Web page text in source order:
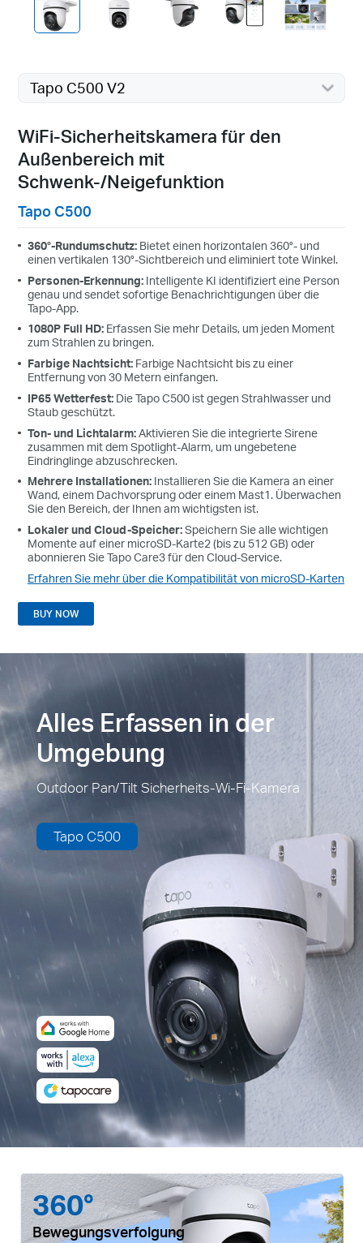
Tapo C500 V2
WiFi-Sicherheitskamera für den
Außenbereich mit
Schwenk-/Neigefunktion
Tapo C500
360°-Rundumschutz: Bietet einen horizontalen 360°- und
einen vertikalen 130°-Sichtbereich und eliminiert tote Winkel.
Personen-Erkennung: Intelligente KI identifiziert eine Person
genau und sendet sofortige Benachrichtigungen über die
Tapo-App.
1080P Full HD: Erfassen Sie mehr Details, um jeden Moment
zum Strahlen zu bringen.
Farbige Nachtsicht: Farbige Nachtsicht bis zu einer
Entfernung von 30 Metern einfangen.
IP65 Wetterfest: Die Tapo C500 ist gegen Strahlwasser und
Staub geschützt.
Ton- und Lichtalarm:Aktivieren Sie die integrierte Sirene
zusammen mit dem Spotlight-Alarm, um ungebetene
Eindringlinge abzuschrecken.
Mehrere Installationen: Installieren Sie die Kamera an einer
Wand, einem Dachvorsprung oder einem Mast1. Überwachen
Sie den Bereich, der Ihnen am wichtigsten ist.
Lokaler und Cloud-Speicher:Speichern Sie alle wichtigen
Momente auf einer microSD-Karte2 (bis zu 512 GB) oder
abonnieren Sie Tapo Care3 für den Cloud-Service.
Erfahren Sie mehr über die Kompatibilität von microSD-Karten
BUY NOW
Alles Erfassen in der
Umgebung
Outdoor Pan/Tilt Sicherheits-Wi-Fi-Kamera
Tapo C500
360°
Bewegungsverfolgung